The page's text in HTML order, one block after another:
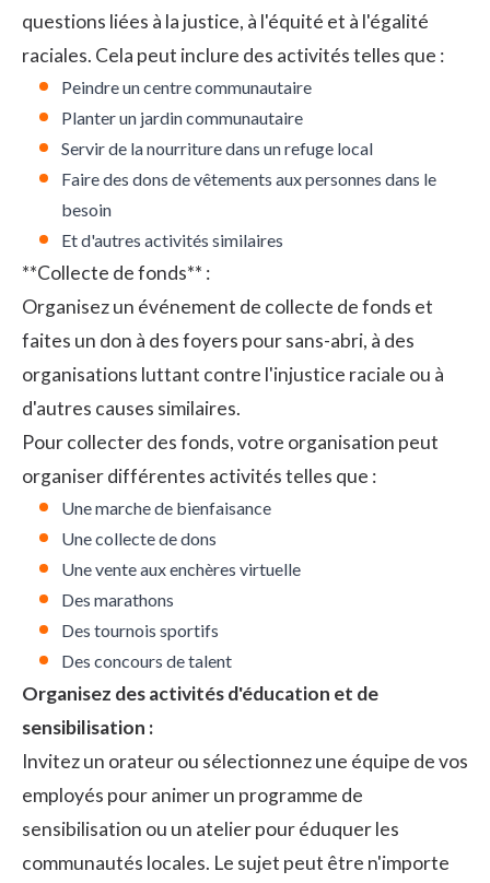
questions liées à la justice, à l'équité et à l'égalité
raciales. Cela peut inclure des activités telles que :
Peindre un centre communautaire
Planter un jardin communautaire
Servir de la nourriture dans un refuge local
Faire des dons de vêtements aux personnes dans le
besoin
Et d'autres activités similaires
**Collecte de fonds** :
Organisez un événement de collecte de fonds et
faites un don à des foyers pour sans-abri, à des
organisations luttant contre l'injustice raciale ou à
d'autres causes similaires.
Pour collecter des fonds, votre organisation peut
organiser différentes activités telles que :
Une marche de bienfaisance
Une collecte de dons
Une vente aux enchères virtuelle
Des marathons
Des tournois sportifs
Des concours de talent
Organisez des activités d'éducation et de
sensibilisation :
Invitez un orateur ou sélectionnez une équipe de vos
employés pour animer un programme de
sensibilisation ou un atelier pour éduquer les
communautés locales. Le sujet peut être n'importe